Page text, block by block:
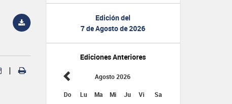
Edición del
7 de Agosto de 2026
Ediciones Anteriores
Agosto 2026
Do Lu Ma Mi Ju Vi Sa
|